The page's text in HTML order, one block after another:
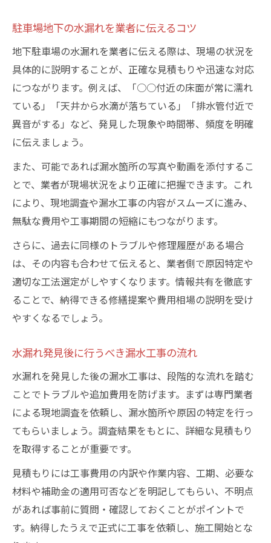
駐車場地下の水漏れを業者に伝えるコツ
地下駐車場の水漏れを業者に伝える際は、現場の状況を
具体的に説明することが、正確な見積もりや迅速な対応
につながります。例えば、「○○付近の床面が常に濡れ
ている」「天井から水滴が落ちている」「排水管付近で
異音がする」など、発見した現象や時間帯、頻度を明確
に伝えましょう。
また、可能であれば漏水箇所の写真や動画を添付するこ
とで、業者が現場状況をより正確に把握できます。これ
により、現地調査や漏水工事の内容がスムーズに進み、
無駄な費用や工事期間の短縮にもつながります。
さらに、過去に同様のトラブルや修理履歴がある場合
は、その内容も合わせて伝えると、業者側で原因特定や
適切な工法選定がしやすくなります。情報共有を徹底す
ることで、納得できる修繕提案や費用相場の説明を受け
やすくなるでしょう。
水漏れ発見後に行うべき漏水工事の流れ
水漏れを発見した後の漏水工事は、段階的な流れを踏む
ことでトラブルや追加費用を防げます。まずは専門業者
による現地調査を依頼し、漏水箇所や原因の特定を行っ
てもらいましょう。調査結果をもとに、詳細な見積もり
を取得することが重要です。
見積もりには工事費用の内訳や作業内容、工期、必要な
材料や補助金の適用可否などを明記してもらい、不明点
があれば事前に質問・確認しておくことがポイントで
す。納得したうえで正式に工事を依頼し、施工開始とな